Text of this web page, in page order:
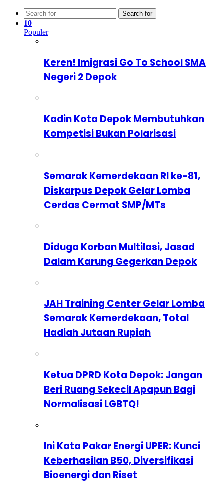
Search for
10
Populer
Keren! Imigrasi Go To School SMA
Negeri 2 Depok
Kadin Kota Depok Membutuhkan
Kompetisi Bukan Polarisasi
Semarak Kemerdekaan RI ke-81,
Diskarpus Depok Gelar Lomba
Cerdas Cermat SMP/MTs
Diduga Korban Multilasi, Jasad
Dalam Karung Gegerkan Depok
JAH Training Center Gelar Lomba
Semarak Kemerdekaan, Total
Hadiah Jutaan Rupiah
Ketua DPRD Kota Depok: Jangan
Beri Ruang Sekecil Apapun Bagi
Normalisasi LGBTQ!
Ini Kata Pakar Energi UPER: Kunci
Keberhasilan B50, Diversifikasi
Bioenergi dan Riset